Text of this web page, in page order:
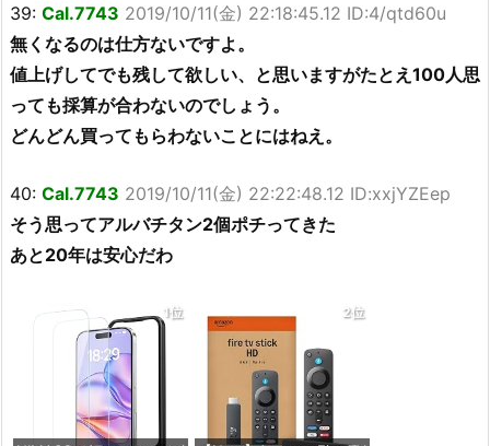
39: Cal.7743 2019/10/11(金) 22:18:45.12 ID:4/qtd60u
無くなるのは仕方ないですよ。
値上げしてでも残して欲しい、と思いますがたとえ100人思
っても採算が合わないのでしょう。
どんどん買ってもらわないことにはねえ。
40: Cal.7743 2019/10/11(金) 22:22:48.12 ID:xxjYZEep
そう思ってアルバチタン2個ポチってきた
あと20年は安心だわ
1位 2位